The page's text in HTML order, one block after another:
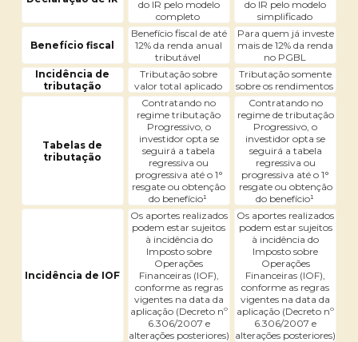
do IR pelo modelo
completo
do IR pelo modelo
simplificado
Benefício fiscal
Benefício fiscal de até
12% da renda anual
tributável
Para quem já investe
mais de 12% da renda
no PGBL
Incidência de
tributação
Tributação sobre
valor total aplicado
Tributação somente
sobre os rendimentos
Tabelas de
tributação
Contratando no
regime tributação
Progressivo, o
investidor opta se
seguirá a tabela
regressiva ou
progressiva até o 1°
resgate ou obtenção
do benefício¹
Contratando no
regime de tributação
Progressivo, o
investidor opta se
seguirá a tabela
regressiva ou
progressiva até o 1°
resgate ou obtenção
do benefício¹
Incidência de IOF
Os aportes realizados
podem estar sujeitos
à incidência do
Imposto sobre
Operações
Financeiras (IOF),
conforme as regras
vigentes na data da
aplicação (Decreto nº
6.306/2007 e
alterações posteriores)
Os aportes realizados
podem estar sujeitos
à incidência do
Imposto sobre
Operações
Financeiras (IOF),
conforme as regras
vigentes na data da
aplicação (Decreto nº
6.306/2007 e
alterações posteriores)